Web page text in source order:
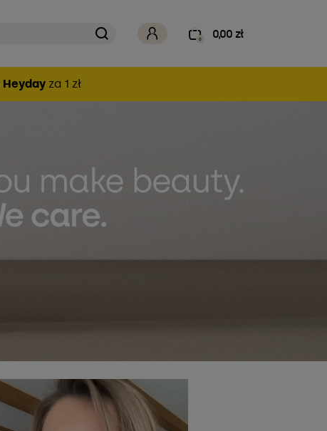
0 0,00 zł
Heydayza 1 zł